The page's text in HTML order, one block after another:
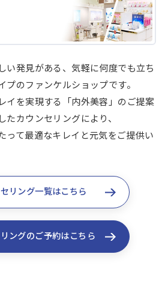
い発見がある、気軽に何度でも立ち
プのファンケルショップです。
イを実現する「内外美容」のご提案
カウンセリングにより、
って最適なキレイと元気をご提供い
リング一覧はこちら
ングのご予約はこちら